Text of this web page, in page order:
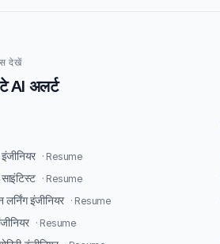
देखें
AI अलर्ट
· Resume
· Resume
लर्निंग इंजीनियर · Resume
· Resume